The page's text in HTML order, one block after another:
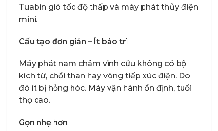
Tuabin gió tốc độ thấp và máy phát thủy điện
mini.
Cấu tạo đơn giản – Ít bảo trì
Máy phát nam châm vĩnh cữu không có bộ
kích từ, chổi than hay vòng tiếp xúc điện. Do
đó ít bị hỏng hóc. Máy vận hành ổn định, tuổi
thọ cao.
Gọn nhẹ hơn